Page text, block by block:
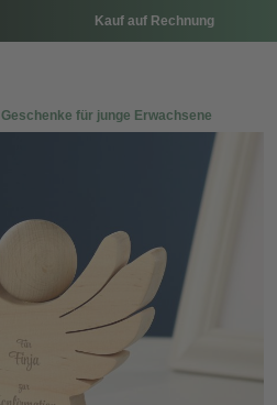
Kauf auf Rechnung
Geschenke für junge Erwachsene